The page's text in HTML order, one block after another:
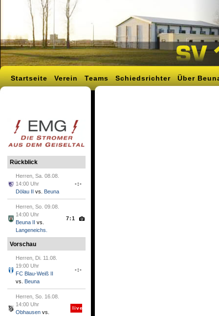
Startseite Verein Teams Schiedsrichter Über
Rückblick
Herren, Sa. 08.08.
14:00 Uhr
Dölau II vs. Beuna
-:-
Herren, So. 09.08.
14:00 Uhr
Beuna II vs.
Langeneichs.
7:1
Vorschau
Herren, Di. 11.08.
19:00 Uhr
FC Blau-Weiß II
vs. Beuna
-:-
Herren, So. 16.08.
14:00 Uhr
Obhausen vs.
live